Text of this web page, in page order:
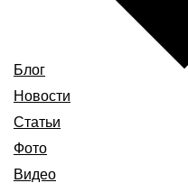
Блог
Новости
Статьи
Фото
Видео